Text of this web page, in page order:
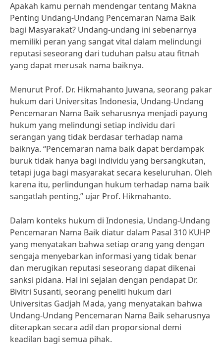
Apakah kamu pernah mendengar tentang Makna
Penting Undang-Undang Pencemaran Nama Baik
bagi Masyarakat? Undang-undang ini sebenarnya
memiliki peran yang sangat vital dalam melindungi
reputasi seseorang dari tuduhan palsu atau fitnah
yang dapat merusak nama baiknya.
Menurut Prof. Dr. Hikmahanto Juwana, seorang pakar
hukum dari Universitas Indonesia, Undang-Undang
Pencemaran Nama Baik seharusnya menjadi payung
hukum yang melindungi setiap individu dari
serangan yang tidak berdasar terhadap nama
baiknya. “Pencemaran nama baik dapat berdampak
buruk tidak hanya bagi individu yang bersangkutan,
tetapi juga bagi masyarakat secara keseluruhan. Oleh
karena itu, perlindungan hukum terhadap nama baik
sangatlah penting,” ujar Prof. Hikmahanto.
Dalam konteks hukum di Indonesia, Undang-Undang
Pencemaran Nama Baik diatur dalam Pasal 310 KUHP
yang menyatakan bahwa setiap orang yang dengan
sengaja menyebarkan informasi yang tidak benar
dan merugikan reputasi seseorang dapat dikenai
sanksi pidana. Hal ini sejalan dengan pendapat Dr.
Bivitri Susanti, seorang peneliti hukum dari
Universitas Gadjah Mada, yang menyatakan bahwa
Undang-Undang Pencemaran Nama Baik seharusnya
diterapkan secara adil dan proporsional demi
keadilan bagi semua pihak.